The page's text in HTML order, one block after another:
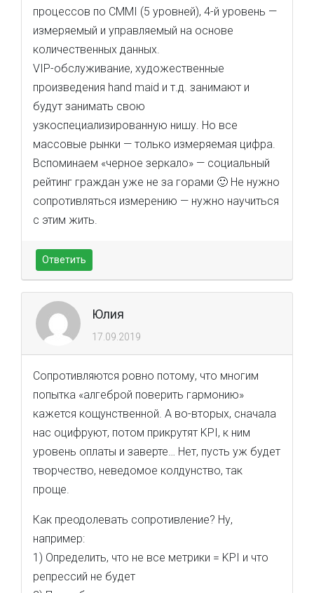
процессов по CMMI (5 уровней), 4-й уровень —
измеряемый и управляемый на основе
количественных данных.
VIP-обслуживание, художественные
произведения hand maid и т.д. занимают и
будут занимать свою
узкоспециализированную нишу. Но все
массовые рынки — только измеряемая цифра.
Вспоминаем «черное зеркало» — социальный
рейтинг граждан уже не за горами 🙂 Не нужно
сопротивляться измерению — нужно научиться
с этим жить.
Ответить
Юлия
17.09.2019
Сопротивляются ровно потому, что многим
попытка «алгеброй поверить гармонию»
кажется кощунственной. А во-вторых, сначала
нас оцифруют, потом прикрутят KPI, к ним
уровень оплаты и заверте… Нет, пусть уж будет
творчество, неведомое колдунство, так
проще.
Как преодолевать сопротивление? Ну,
например:
1) Определить, что не все метрики = KPI и что
репрессий не будет